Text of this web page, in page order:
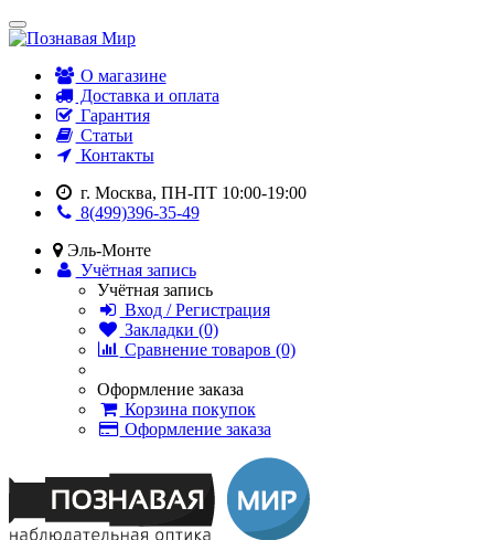
О магазине
Доставка и оплата
Гарантия
Статьи
Контакты
г. Москва, ПН-ПТ 10:00-19:00
8(499)396-35-49
Эль-Монте
Учётная запись
Учётная запись
Вход / Регистрация
Закладки (0)
Сравнение товаров (0)
Оформление заказа
Корзина покупок
Оформление заказа